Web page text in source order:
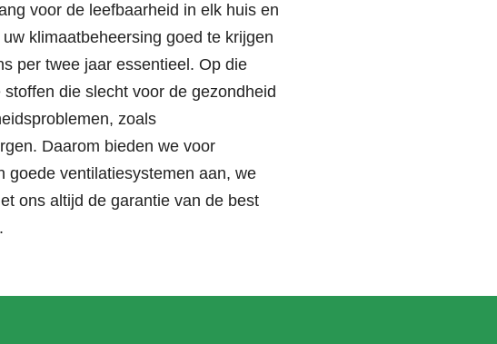
voor de leefbaarheid in elk huis en
klimaatbeheersing goed te krijgen
per twee jaar essentieel. Op die
die slecht voor de gezondheid
zoals
Daarom bieden we voor
goede ventilatiesystemen aan, we
ons altijd de garantie van de best